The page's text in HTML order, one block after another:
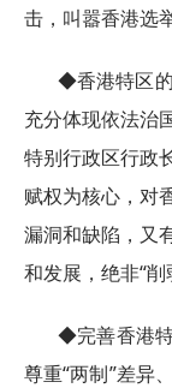
击，叫嚣香港选
◆香港特区
充分体现依法治
特别行政区行政
赋权为核心，对
漏洞和缺陷，又
和发展，绝非“削
◆完善香港
尊重“两制”差异